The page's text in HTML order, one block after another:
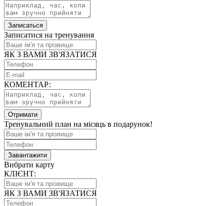
Записаться
Записатися на тренування
ЯК З ВАМИ ЗВ'ЯЗАТИСЯ
КОМЕНТАР:
Отримати
Тренувальний план на місяць в подарунок!
Завантажити
Вибрати карту
КЛІЄНТ:
ЯК З ВАМИ ЗВ'ЯЗАТИСЯ